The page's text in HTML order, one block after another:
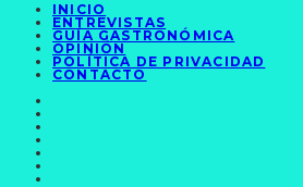
INICIO
ENTREVISTAS
GUÍA GASTRONÓMICA
OPINIÓN
POLÍTICA DE PRIVACIDAD
CONTACTO